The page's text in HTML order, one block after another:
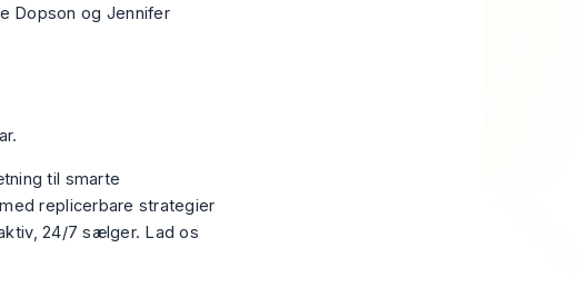
Dopson og Jennifer
til smarte
replicerbare strategier
24/7 sælger. Lad os